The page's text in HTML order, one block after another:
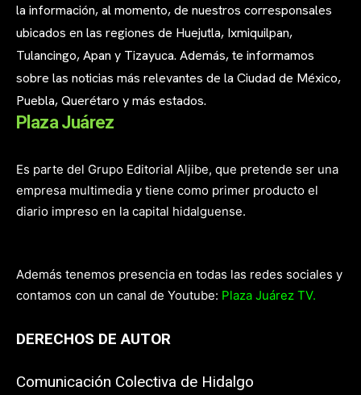
la información, al momento, de nuestros corresponsales
ubicados en las regiones de Huejutla, Ixmiquilpan,
Tulancingo, Apan y Tizayuca. Además, te informamos
sobre las noticias más relevantes de la Ciudad de México,
Puebla, Querétaro y más estados.
Plaza Juárez
Es parte del Grupo Editorial Aljibe, que pretende ser una
empresa multimedia y tiene como primer producto el
diario impreso en la capital hidalguense.
Además tenemos presencia en todas las redes sociales y
contamos con un canal de Youtube: Plaza Juárez TV.
DERECHOS DE AUTOR
Comunicación Colectiva de Hidalgo